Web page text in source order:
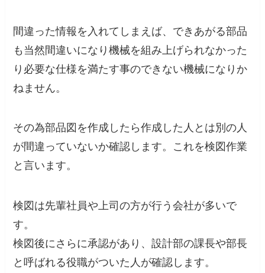
間違った情報を入れてしまえば、できあがる部品
も当然間違いになり機械を組み上げられなかった
り必要な仕様を満たす事のできない機械になりか
ねません。
その為部品図を作成したら作成した人とは別の人
が間違っていないか確認します。これを検図作業
と言います。
検図は先輩社員や上司の方が行う会社が多いで
す。
検図後にさらに承認があり、設計部の課長や部長
と呼ばれる役職がついた人が確認します。